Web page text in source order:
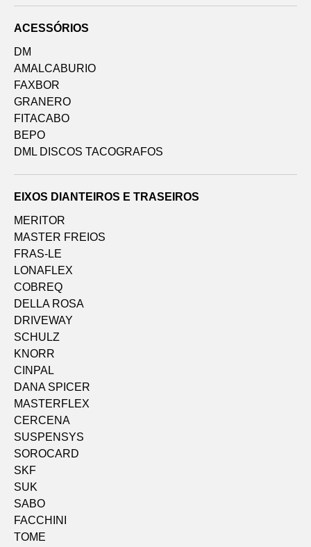
ACESSÓRIOS
DM
AMALCABURIO
FAXBOR
GRANERO
FITACABO
BEPO
DML DISCOS TACOGRAFOS
EIXOS DIANTEIROS E TRASEIROS
MERITOR
MASTER FREIOS
FRAS-LE
LONAFLEX
COBREQ
DELLA ROSA
DRIVEWAY
SCHULZ
KNORR
CINPAL
DANA SPICER
MASTERFLEX
CERCENA
SUSPENSYS
SOROCARD
SKF
SUK
SABO
FACCHINI
TOME